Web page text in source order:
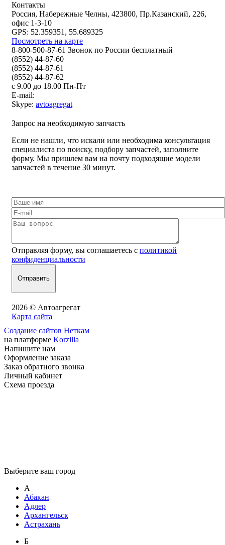
Контакты
Россия, Набережные Челны, 423800, Пр.Казанский, 226,
офис 1-3-10
GPS: 52.359351, 55.689325
Посмотреть на карте
8-800-500-87-61 Звонок по России бесплатный
(8552) 44-87-60
(8552) 44-87-61
(8552) 44-87-62
с 9.00 до 18.00 Пн-Пт
E-mail:
Skype: avtoagregat
Запрос на необходимую запчасть
Если не нашли, что искали или необходима консультация
специалиста по поиску, подбору запчастей, заполните
форму. Мы пришлем вам на почту подходящие модели
запчастей в течение 30 минут.
Отправляя форму, вы соглашаетесь с политикой
конфиденциальности
2026 © Автоагрегат
Карта сайта
Создание сайтов Неткам
на платформе Korzilla
Напишите нам
Оформление заказа
Заказ обратного звонка
Личный кабинет
Схема проезда
Выберите ваш город
А
Абакан
Адлер
Архангельск
Астрахань
Б